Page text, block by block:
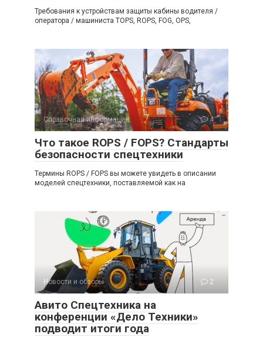
Требования к устройствам защиты кабины водителя /
оператора / машиниста TOPS, ROPS, FOG, OPS,
Справочная информация 4
Что такое ROPS / FOPS? Стандарты
безопасности спецтехники
Термины ROPS / FOPS вы можете увидеть в описании
моделей спецтехники, поставляемой как на
Новости и обзоры 2
Авито Спецтехника на
конференции «Дело Техники»
подводит итоги года